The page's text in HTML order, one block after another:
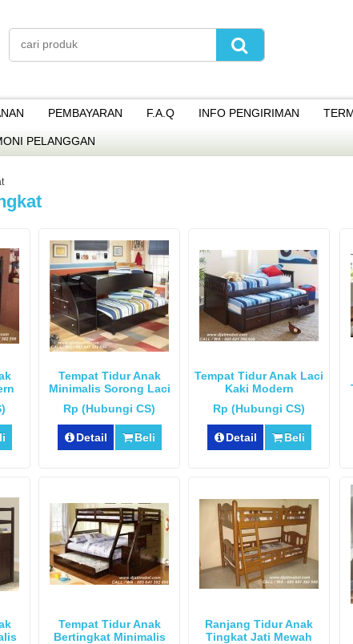
PEMBAYARAN F.A.Q INFO PENGIRIMAN
PELANGGAN
Tempat Tidur Anak
Minimalis Sorong Laci
Rp (Hubungi CS)
Detail Beli
Tempat Tidur Anak Laci
Kaki Modern
Rp (Hubungi CS)
Detail Beli
Tempat Tidur Anak
Bertingkat Minimalis
Ranjang Tidur Anak
Tingkat Jati Mewah